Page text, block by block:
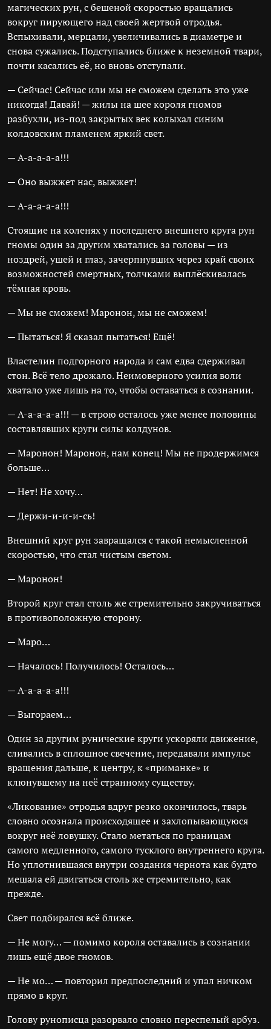
магических рун, с бешеной скоростью вращались
вокруг пирующего над своей жертвой отродья.
Вспыхивали, мерцали, увеличивались в диаметре и
снова сужались. Подступались ближе к неземной твари,
почти касались её, но вновь отступали.
— Сейчас! Сейчас или мы не сможем сделать это уже
никогда! Давай! — жилы на шее короля гномов
разбухли, из-под закрытых век колыхал синим
колдовским пламенем яркий свет.
— А-а-а-а-а!!!
— Оно выжжет нас, выжжет!
— А-а-а-а-а!!!
Стоящие на коленях у последнего внешнего круга рун
гномы один за другим хватались за головы — из
ноздрей, ушей и глаз, зачерпнувших через край своих
возможностей смертных, толчками выплёскивалась
тёмная кровь.
— Мы не сможем! Маронон, мы не сможем!
— Пытаться! Я сказал пытаться! Ещё!
Властелин подгорного народа и сам едва сдерживал
стон. Всё тело дрожало. Неимоверного усилия воли
хватало уже лишь на то, чтобы оставаться в сознании.
— А-а-а-а-а!!! — в строю осталось уже менее половины
составлявших круги силы колдунов.
— Маронон! Маронон, нам конец! Мы не продержимся
больше…
— Нет! Не хочу…
— Держи-и-и-и-сь!
Внешний круг рун завращался с такой немысленной
скоростью, что стал чистым светом.
— Маронон!
Второй круг стал столь же стремительно закручиваться
в противоположную сторону.
— Маро…
— Началось! Получилось! Осталось…
— А-а-а-а-а!!!
— Выгораем…
Один за другим рунические круги ускоряли движение,
сливались в сплошное свечение, передавали импульс
вращения дальше, к центру, к «приманке» и
клюнувшему на неё странному существу.
«Ликование» отродья вдруг резко окончилось, тварь
словно осознала происходящее и захлопывающуюся
вокруг неё ловушку. Стало метаться по границам
самого медленного, самого тусклого внутреннего круга.
Но уплотнившаяся внутри создания чернота как будто
мешала ей двигаться столь же стремительно, как
прежде.
Свет подбирался всё ближе.
— Не могу… — помимо короля оставались в сознании
лишь ещё двое гномов.
— Не мо… — повторил предпоследний и упал ничком
прямо в круг.
Голову рунописца разорвало словно переспелый арбуз.